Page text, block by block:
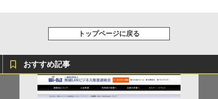
トップページに戻る
おすすめ記事